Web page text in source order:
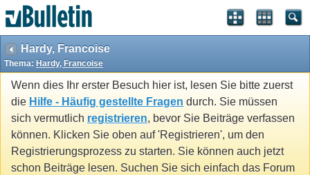
Hardy, Francoise
Thema: Hardy, Francoise
Wenn dies Ihr erster Besuch hier ist, lesen Sie bitte zuerst
die Hilfe - Häufig gestellte Fragen durch. Sie müssen
sich vermutlich registrieren, bevor Sie Beiträge verfassen
können. Klicken Sie oben auf 'Registrieren', um den
Registrierungsprozess zu starten. Sie können auch jetzt
schon Beiträge lesen. Suchen Sie sich einfach das Forum